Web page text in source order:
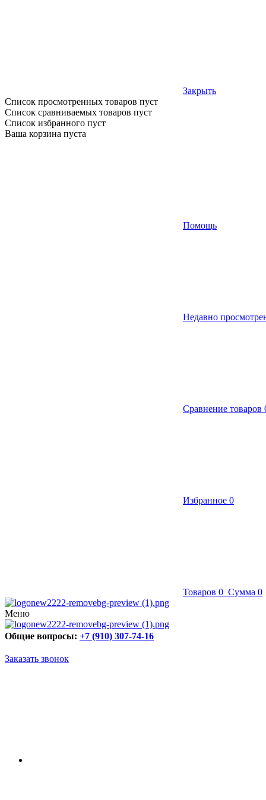
Закрыть
Список просмотренных товаров пуст
Список сравниваемых товаров пуст
Список избранного пуст
Ваша корзина пуста
Помощь
Недавно
Сравнение товаров
Избранное 0
Товаров 0 Сумма 0
Меню
Общие вопросы: +7 (910) 307-74-16
Заказать звонок